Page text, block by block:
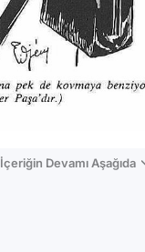
İçeriğin Devamı Aşağıda